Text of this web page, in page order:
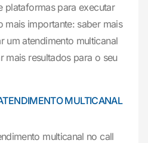
plataformas para executar
mais importante: saber mais
um atendimento multicanal
mais resultados para o seu
MULTICANAL
multicanal no call